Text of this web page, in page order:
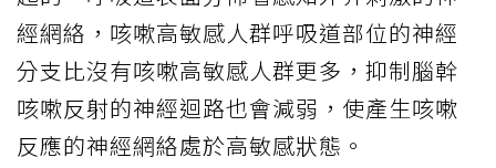
經網絡，咳嗽高敏感人群呼吸道部位的神經
分支比沒有咳嗽高敏感人群更多，抑制腦幹
咳嗽反射的神經迴路也會減弱，使產生咳嗽
反應的神經網絡處於高敏感狀態。